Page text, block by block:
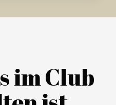
im Club